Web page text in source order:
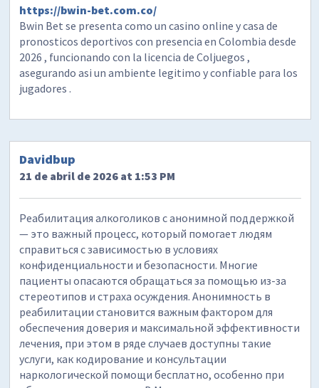
https://bwin-bet.com.co/
Bwin Bet se presenta como un casino online y casa de
pronosticos deportivos con presencia en Colombia desde
2026 , funcionando con la licencia de Coljuegos ,
asegurando asi un ambiente legitimo y confiable para los
jugadores .
Davidbup
21 de abril de 2026 at 1:53 PM
Реабилитация алкоголиков с анонимной поддержкой
— это важный процесс, который помогает людям
справиться с зависимостью в условиях
конфиденциальности и безопасности. Многие
пациенты опасаются обращаться за помощью из-за
стереотипов и страха осуждения. Анонимность в
реабилитации становится важным фактором для
обеспечения доверия и максимальной эффективности
лечения, при этом в ряде случаев доступны такие
услуги, как кодирование и консультации
наркологической помощи бесплатно, особенно при